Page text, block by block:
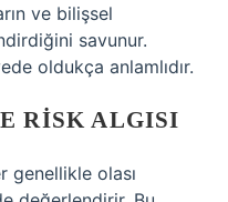
ve bilişsel
savunur.
oldukça anlamlıdır.
RISK ALGISI
genellikle olası